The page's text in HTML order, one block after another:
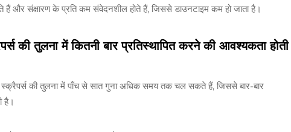
हैं और संक्षारण के प्रति कम संवेदनशील होते हैं, जिससे डाउनटाइम कम हो जाता है।
की तुलना में कितनी बार प्रतिस्थापित करने की आवश्यकता होती
के स्क्रैपर्स की तुलना में पाँच से सात गुना अधिक समय तक चल सकते हैं, जिससे बार-बार
है।